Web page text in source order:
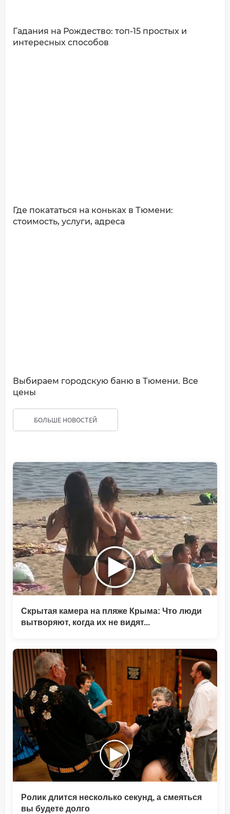
Гадания на Рождество: топ-15 простых и
интересных способов
Где покататься на коньках в Тюмени:
стоимость, услуги, адреса
Выбираем городскую баню в Тюмени. Все
цены
БОЛЬШЕ НОВОСТЕЙ
Скрытая камера на пляже Крыма: Что люди
вытворяют, когда их не видят...
Ролик длится несколько секунд, а смеяться
вы будете долго